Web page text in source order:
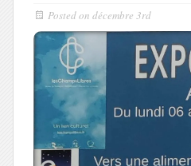
Posted on décembre 3rd